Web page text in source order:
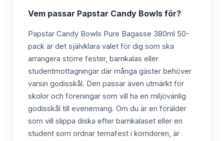
Vem passar Papstar Candy Bowls för?
Papstar Candy Bowls Pure Bagasse 380ml 50-
pack är det självklara valet för dig som ska
arrangera större fester, barnkalas eller
studentmottagningar där många gäster behöver
varsin godisskål. Den passar även utmärkt för
skolor och föreningar som vill ha en miljövänlig
godisskål till evenemang. Om du är en förälder
som vill slippa diska efter barnkalaset eller en
student som ordnar temafest i korridoren, är